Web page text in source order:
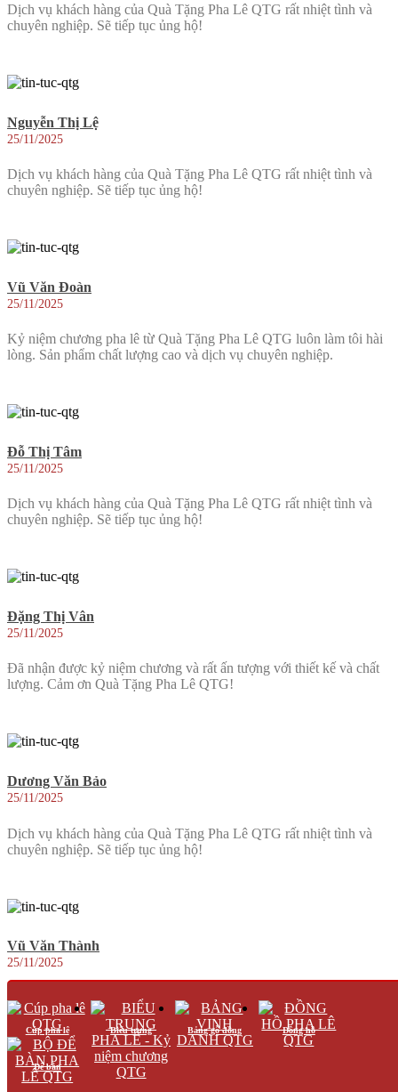
Dịch vụ khách hàng của Quà Tặng Pha Lê QTG rất nhiệt tình và
chuyên nghiệp. Sẽ tiếp tục ủng hộ!
Nguyễn Thị Lệ
25/11/2025
Dịch vụ khách hàng của Quà Tặng Pha Lê QTG rất nhiệt tình và
chuyên nghiệp. Sẽ tiếp tục ủng hộ!
Vũ Văn Đoàn
25/11/2025
Kỷ niệm chương pha lê từ Quà Tặng Pha Lê QTG luôn làm tôi hài
lòng. Sản phẩm chất lượng cao và dịch vụ chuyên nghiệp.
Đỗ Thị Tâm
25/11/2025
Dịch vụ khách hàng của Quà Tặng Pha Lê QTG rất nhiệt tình và
chuyên nghiệp. Sẽ tiếp tục ủng hộ!
Đặng Thị Vân
25/11/2025
Đã nhận được kỷ niệm chương và rất ấn tượng với thiết kế và chất
lượng. Cảm ơn Quà Tặng Pha Lê QTG!
Dương Văn Bảo
25/11/2025
Dịch vụ khách hàng của Quà Tặng Pha Lê QTG rất nhiệt tình và
chuyên nghiệp. Sẽ tiếp tục ủng hộ!
Vũ Văn Thành
25/11/2025
Chất lượng pha lê tại Quà Tặng Pha Lê QTG rất tốt, thiết kế đẹp và
độc đáo. Rất hài lòng với sản phẩm.
Cúp pha lê Biểu trưng Bảng gỗ đồng Đồng hồ
Để bàn